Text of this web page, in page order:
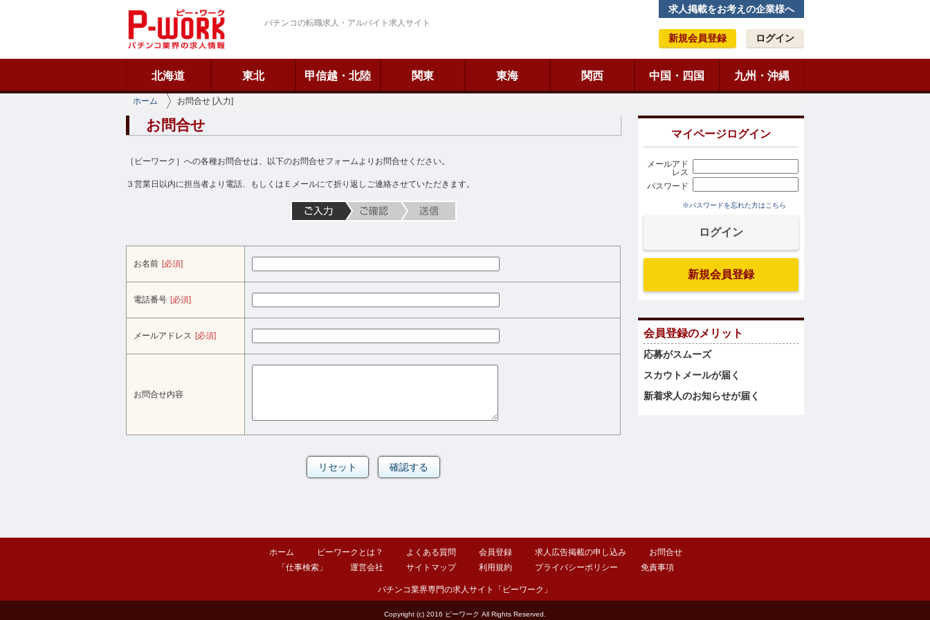
パチンコの転職求人・アルバイト求人サイト
求人掲載をお考えの企業様へ
新規会員登録 ログイン
北海道 東北 甲信越・北陸 関東 東海 関西 中国・四国 九州・沖縄
ホーム お問合せ [入力]
お問合せ
［ピーワーク］への各種お問合せは、以下のお問合せフォームよりお問合せください。
３営業日以内に担当者より電話、もしくはＥメールにて折り返しご連絡させていただきます。
お名前 [必須]
電話番号 [必須]
メールアドレス [必須]
お問合せ内容
マイページログイン
メールアド
レス
パスワード
※パスワードを忘れた方はこちら
新規会員登録
会員登録のメリット
応募がスムーズ
スカウトメールが届く
新着求人のお知らせが届く
ホーム ピーワークとは？ よくある質問 会員登録 求人広告掲載の申し込み
お問合せ
「仕事検索」
運営会社 サイトマップ 利用規約 プライバシーポリシー 免責事項
パチンコ業界専門の求人サイト「ピーワーク」
Copyright (c) 2016 ピーワーク All Rights Reserved.